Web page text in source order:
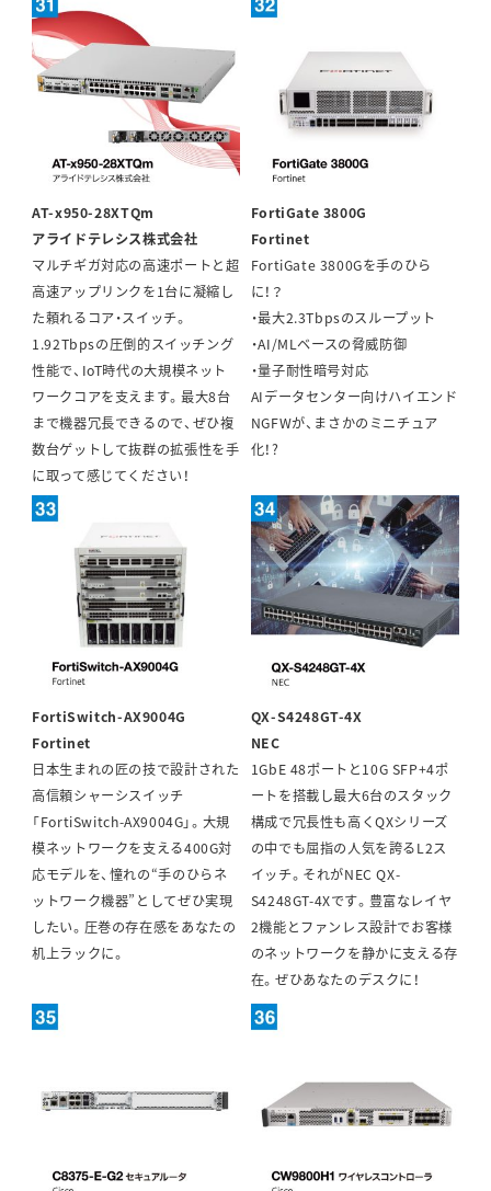
AT-x950-28XTQm
アライドテレシス株式会社
マルチギガ対応の高速ポートと超
高速アップリンクを1台に凝縮し
た頼れるコア・スイッチ。
1.92Tbpsの圧倒的スイッチング
性能で、IoT時代の大規模ネット
ワークコアを支えます。最大8台
まで機器冗長できるので、ぜひ複
数台ゲットして抜群の拡張性を手
に取って感じてください！
FortiGate 3800G
Fortinet
FortiGate 3800Gを手のひら
に！？
・最大2.3Tbpsのスループット
・AI/MLベースの脅威防御
・量子耐性暗号対応
AIデータセンター向けハイエンド
NGFWが、まさかのミニチュア
化！?
FortiSwitch-AX9004G
Fortinet
日本生まれの匠の技で設計された
高信頼シャーシスイッチ
「FortiSwitch-AX9004G」。大規
模ネットワークを支える400G対
応モデルを、憧れの“手のひらネ
ットワーク機器”としてぜひ実現
したい。圧巻の存在感をあなたの
机上ラックに。
QX-S4248GT-4X
NEC
1GbE 48ポートと10G SFP+4ポ
ートを搭載し最大6台のスタック
構成で冗長性も高くQXシリーズ
の中でも屈指の人気を誇るL2ス
イッチ。それがNEC QX-
S4248GT-4Xです。豊富なレイヤ
2機能とファンレス設計でお客様
のネットワークを静かに支える存
在。ぜひあなたのデスクに！